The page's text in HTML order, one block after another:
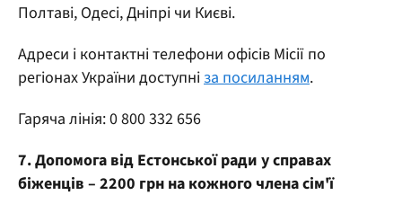
Полтаві, Одесі, Дніпрі чи Києві.
Адреси і контактні телефони офісів Місії по
регіонах України доступніза посиланням.
Гаряча лінія: 0 800 332 656
7. Допомога від Естонської ради у справах
біженців – 2200 грн на кожного члена сім'ї